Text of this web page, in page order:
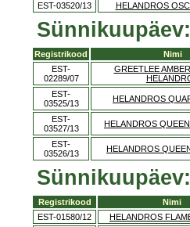
EST-03520/13
HELANDROS
Registrikood Nimi
EST-
02289/07
GREETLEE
EST-
03525/13
HELANDROS
EST-
03527/13
HELANDROS
EST-
03526/13
HELANDROS
Registrikood Nimi
EST-01580/12
HELANDROS